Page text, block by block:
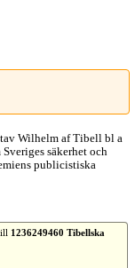
Wilhelm af Tibell bl a
säkerhet och
publicistiska
1236249460 Tibellska